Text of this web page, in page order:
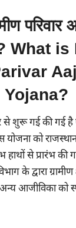
What is
Yojana?
से शुरू गई की गई
योजना को
से प्रारंभ की
के द्वारा
आजीविका को